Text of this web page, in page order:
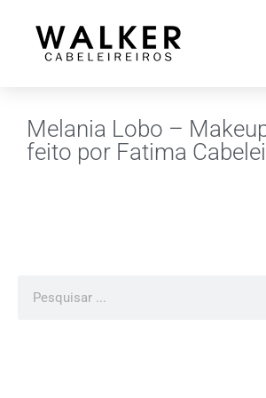
Melania Lobo –
feito por Fatima